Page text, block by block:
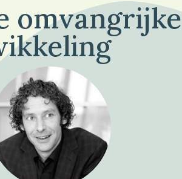
omvangrijke